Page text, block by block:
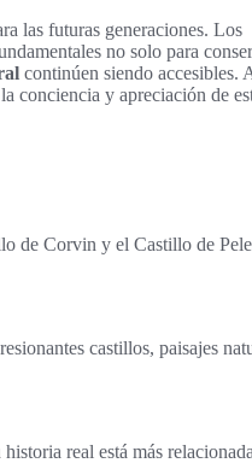
las futuras generaciones. Los
no solo para
continúen siendo accesibles.
conciencia y apreciación de
de Corvin y el Castillo de
castillos, paisajes
real está más